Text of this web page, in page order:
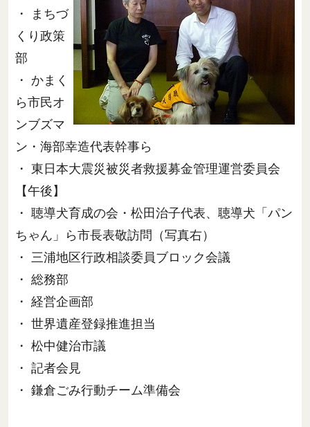
・ まちづ
くり政策
部
・ かまく
ら市民オ
ンブズマ
ン・海部幸造代表幹事ら
・ 東日本大震災被災者救援募金管理運営委員会
【午後】
・ 聴導犬育成の会・松田治子代表、聴導犬「パン
ちゃん」ら市長表敬訪問（写真右）
・ 三浦地区行政相談委員ブロック会議
・ 総務部
・ 経営企画部
・ 世界遺産登録推進担当
・ 松中健治市議
・ 記者会見
・ 鎌倉ごみ行動チーム準備会